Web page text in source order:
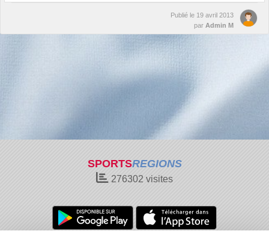
Publié le 19 avril 2013
par Admin M
SPORTSREGIONS
276302 visites